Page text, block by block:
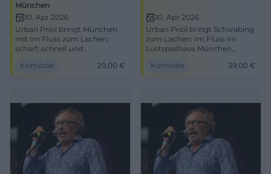
München
10. Apr 2026
Urban Priol bringt München
mit Im Fluss zum Lachen:
scharf, schnell und
Lustspielhaus, Tickets ab 29 €.
Komödie 29,00 €
10. Apr 2026
Urban Priol bringt Schwabing
zum Lachen: Im Fluss im
Lustspielhaus München
Witz und kluger Schärfe.
Komödie 39,00 €